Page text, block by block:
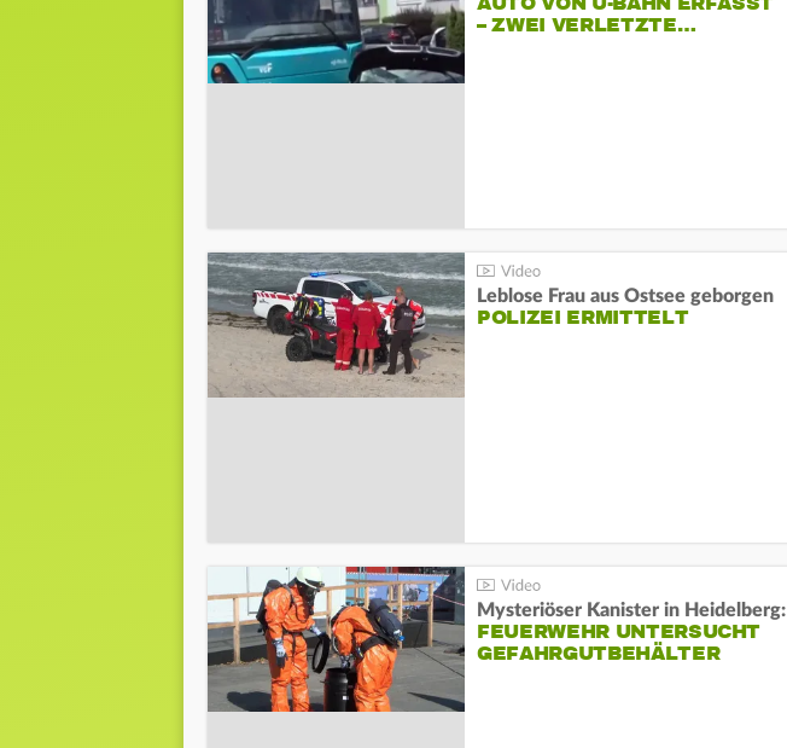
– ZWEI VERLETZTE…
Leblose Frau aus Ostsee geborgen
POLIZEI ERMITTELT
Mysteriöser Kanister in Heidelberg:
FEUERWEHR UNTERSUCHT
GEFAHRGUTBEHÄLTER